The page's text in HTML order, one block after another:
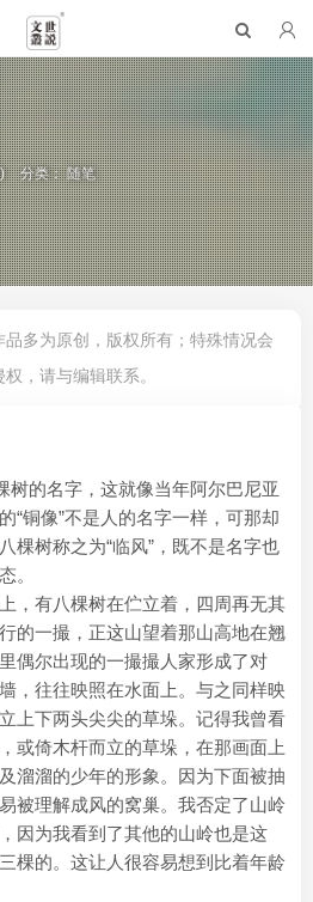
分类：随笔
品多为原创，版权所有；特殊情况会
，请与编辑联系。
树的名字，这就像当年阿尔巴尼亚
“铜像”不是人的名字一样，可那却
棵树称之为“临风”，既不是名字也
。
，有八棵树在伫立着，四周再无其
的一撮，正这山望着那山高地在翘
偶尔出现的一撮撮人家形成了对
，往往映照在水面上。与之同样映
上下两头尖尖的草垛。记得我曾看
或倚木杆而立的草垛，在那画面上
溜溜的少年的形象。因为下面被抽
被理解成风的窝巢。我否定了山岭
因为我看到了其他的山岭也是这
棵的。这让人很容易想到比着年龄